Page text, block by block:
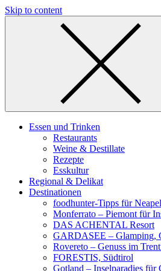
Skip to content
Essen und Trinken
Restaurants
Weine & Destillate
Rezepte
Esskultur
Regional & Delikat
Destinationen
foodhunter-Tipps für Neapel
Monferrato – Piemont für
DAS ACHENTAL Resort
GARDASEE – Glamping,
Rovereto – Genuss im
FORESTIS, Südtirol
Gotland – Inselparadies für